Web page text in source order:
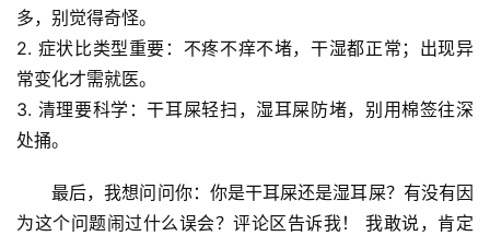
多，别觉得奇怪。
2. 症状比类型重要 ：不疼不痒不堵，干湿都正常；出现异
常变化才需就医。
3. 清理要科学 ：干耳屎轻扫，湿耳屎防堵，别用棉签往深
处捅。
最后，我想问问你： 你是干耳屎还是湿耳屎？有没有因
为这个问题闹过什么误会？评论区告诉我！
我敢说，肯定